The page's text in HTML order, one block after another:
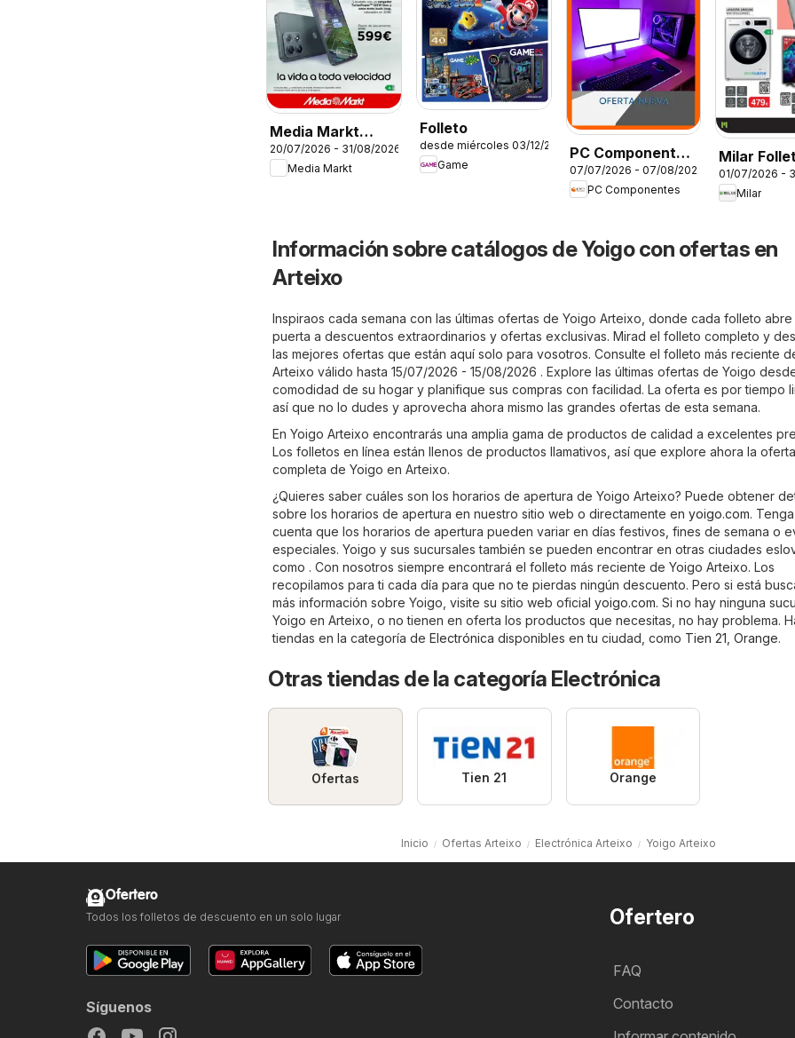
Media Markt
Folleto
20/07/2026 - 31/08/2026
Media Markt
Folleto
desde miércoles 03/12/2025
Game
PC Componentes
Folleto
07/07/2026 - 07/08/2026
PC Componentes
Milar
01/07/2026 -
Milar
Información sobre catálogos de Yoigo con ofertas en
Arteixo
Inspiraos cada semana con las últimas ofertas de Yoigo Arteixo, donde cada folleto abre
puerta a descuentos extraordinarios y ofertas exclusivas. Mirad el folleto completo y
las mejores ofertas que están aquí solo para vosotros. Consulte el folleto más reciente
Arteixo válido hasta 15/07/2026 - 15/08/2026 . Explore las últimas ofertas de Yoigo
comodidad de su hogar y planifique sus compras con facilidad. La oferta es por tiempo
así que no lo dudes y aprovecha ahora mismo las grandes ofertas de esta semana.
En Yoigo Arteixo encontrarás una amplia gama de productos de calidad a excelentes
Los folletos en línea están llenos de productos llamativos, así que explore ahora la oferta
completa de Yoigo en Arteixo.
¿Quieres saber cuáles son los horarios de apertura de Yoigo Arteixo? Puede obtener
sobre los horarios de apertura en nuestro sitio web o directamente en yoigo.com.
cuenta que los horarios de apertura pueden variar en días festivos, fines de semana o
especiales. Yoigo y sus sucursales también se pueden encontrar en otras ciudades
como . Con nosotros siempre encontrará el folleto más reciente de Yoigo Arteixo. Los
recopilamos para ti cada día para que no te pierdas ningún descuento. Pero si está
más información sobre Yoigo, visite su sitio web oficial yoigo.com. Si no hay ninguna
Yoigo en Arteixo, o no tienen en oferta los productos que necesitas, no hay problema.
tiendas en la categoría de Electrónica disponibles en tu ciudad, como Tien 21 Orange.
Otras tiendas de la categoría Electrónica
Ofertas Tien 21 Orange
Inicio Ofertas Arteixo Electrónica Arteixo Yoigo Arteixo
Ofertero
FAQ
Contacto
Ofertero
Todos los folletos de descuento en un solo lugar
Síguenos